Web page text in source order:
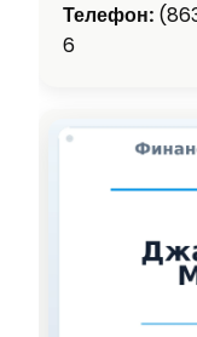
Телефон:
6